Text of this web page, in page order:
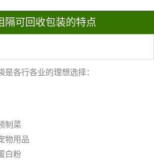
隔可回收包装的特点
是各行各业的理想选择：
制菜
物用品
白粉